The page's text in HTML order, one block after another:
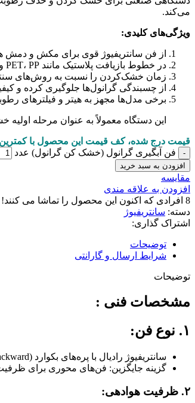
می‌کند.
ویژگی‌های کلیدی:
از فن سانتریفیوژ قوی برای مکش و دمش
در خطوط بازیافت پلاستیک مانند PET، PP و صنایع غذایی کاربرد دارد
زمان خشک‌کردن را نسبت به روش‌های
از چسبندگی گرانول‌ها جلوگیری کرده و
برخی مدل‌ها مجهز به هیتر و فیلترهای
این دستگاه معمولاً به عنوان مرحله
قیمت درج شده، کف قیمت این محصول با
فن آبگیری گرانول (خشک کن گرانول) عدد
افزودن به سبد خرید
مقايسه
افزودن به علاقه مندی
8 افرادی که اکنون این محصول را تماشا می کنند!
دسته: سانتریفیوژ
اشتراک گذاری:
توضیحات
شرایط ارسال و گارانتی
توضیحات
مشخصات فنی :
۱. نوع فن:
سانتریفیوژ رادیال با پره‌های بکوارد (Backward) برای فشار بالا
گزینه جایگزین: فن‌های محوری برای
۲. ظرفیت هوادهی: